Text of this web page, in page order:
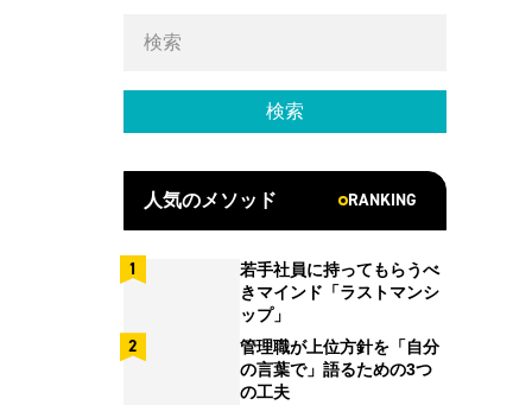
人気のメソッド RANKING
若手社員に持ってもらうべ
きマインド「ラストマンシ
ップ」
管理職が上位方針を「自分
の言葉で」語るための3つ
の工夫